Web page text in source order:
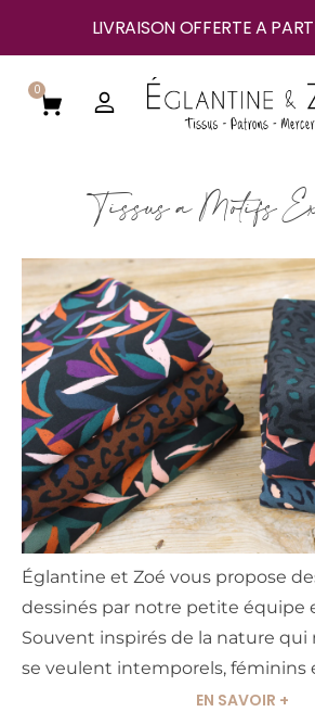
LIVRAISON OFFERTE A
0
Tissus à Motifs
Églantine et Zoé vous propose
dessinés par notre petite équipe
Souvent inspirés de la nature qui
se veulent intemporels, féminins
EN SAVOIR +